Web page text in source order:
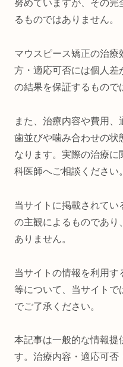
努めていますが、その完
るものではありません。
マウスピース矯正の治療
方・適応可否には個人差
の結果を保証するもので
また、治療内容や費用、
歯並びや噛み合わせの状
なります。実際の治療に
科医師へご相談ください。
当サイトに掲載されてい
の主観によるものであり
ありません。
当サイトの情報を利用
等について、当サイト
でご了承ください。
本記事は一般的な情報提
す。治療内容・適応可否